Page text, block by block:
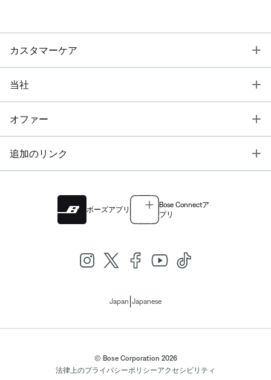
カスタマーケア
当社
オファー
追加のリンク
ボーズアプリ
Bose Connectア
プリ
Japan Japanese
© Bose Corporation 2026
法律上のプライバシーポリシーアクセシビリティ